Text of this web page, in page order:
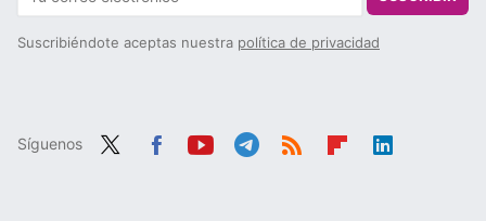
Suscribiéndote aceptas nuestra política de privacidad
Síguenos